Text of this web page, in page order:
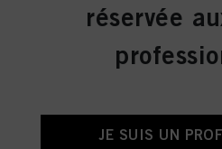
STMNT
Portée par les connaissances
plus grands coiffeurs et
réservée
JE SUIS UN